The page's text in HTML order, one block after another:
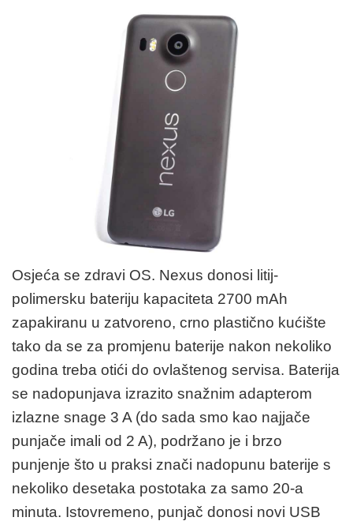
Osjeća se zdravi OS. Nexus donosi litij-
polimersku bateriju kapaciteta 2700 mAh
zapakiranu u zatvoreno, crno plastično kućište
tako da se za promjenu baterije nakon nekoliko
godina treba otići do ovlaštenog servisa. Baterija
se nadopunjava izrazito snažnim adapterom
izlazne snage 3 A (do sada smo kao najjače
punjače imali od 2 A), podržano je i brzo
punjenje što u praksi znači nadopunu baterije s
nekoliko desetaka postotaka za samo 20-a
minuta. Istovremeno, punjač donosi novi USB